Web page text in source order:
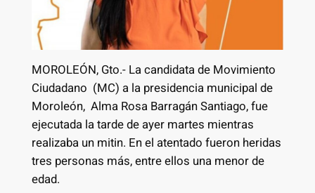
MOROLEÓN, Gto.- La candidata de Movimiento
Ciudadano (MC) a la presidencia municipal de
Moroleón, Alma Rosa Barragán Santiago, fue
ejecutada la tarde de ayer martes mientras
realizaba un mitin. En el atentado fueron heridas
tres personas más, entre ellos una menor de
edad.